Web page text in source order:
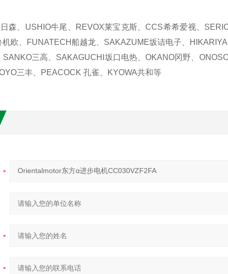
森、USHIO牛尾、REVOX莱宝克斯、CCS希希爱视、
欧、FUNATECH船越龙、SAKAZUME坂诘电子、
SANKO三高、SAKAGUCHI坂口电热、OKANO冈野、
三丰、PEACOCK 孔雀、KYOWA共和等